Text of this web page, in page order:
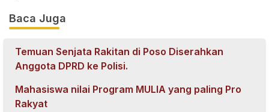
Baca Juga
Temuan Senjata Rakitan di Poso Diserahkan
Anggota DPRD ke Polisi.
Mahasiswa nilai Program MULIA yang paling Pro
Rakyat